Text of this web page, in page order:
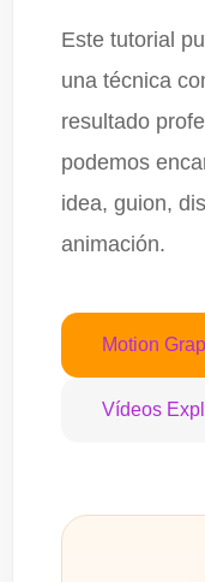
Este tutorial
una técnica
resultado
podemos
idea, guion,
animación.
Motion
Vídeos